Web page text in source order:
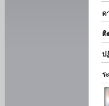
ดา
ติด
ปฏิ
ระ